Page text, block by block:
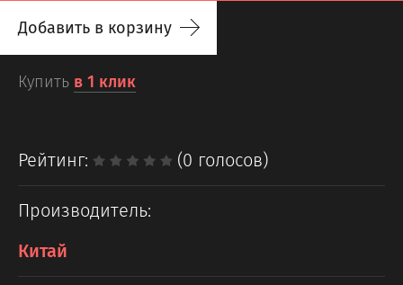
Добавить в корзину
Купить в 1 клик
Рейтинг: (0 голосов)
Производитель:
Китай